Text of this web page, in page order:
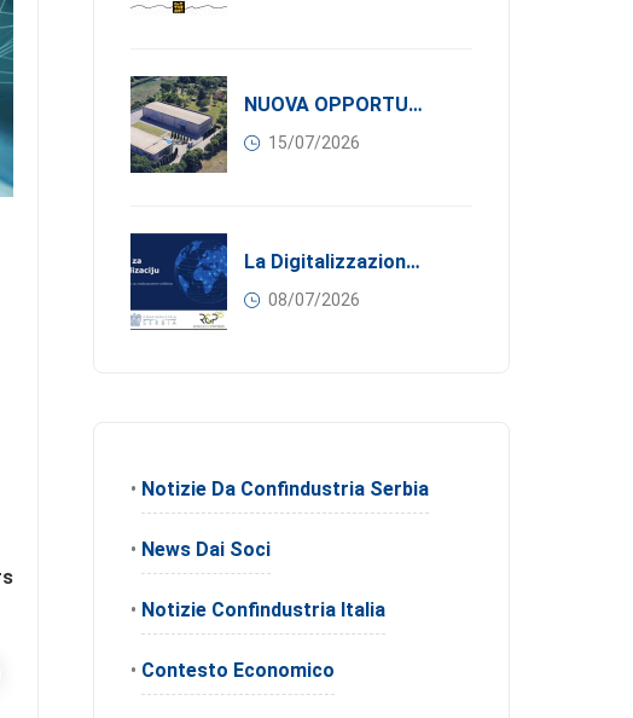
NUOVA OPPORTUNITÀ DI BUSINESS PER I SOCI DI CONFINDUSTRIA SERBIA: Affitasi Un Moderno Capannone Industriale A Pančevo – 1.200 M² Nella Zona Industriale
15/07/2026
La Digitalizzazione Come Motore Dell’internazionalizzazione
08/07/2026
• Notizie Da Confindustria Serbia
• News Dai Soci
• Notizie Confindustria Italia
• Contesto Economico